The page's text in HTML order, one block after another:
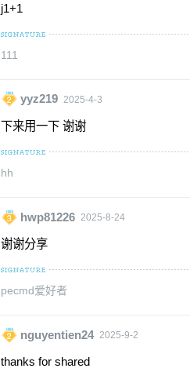
j1+1
111
yyz219 2025-4-3
下来用一下 谢谢
hh
hwp81226 2025-8-24
谢谢分享
pecmd爱好者
nguyentien24 2025-9-2
thanks for shared